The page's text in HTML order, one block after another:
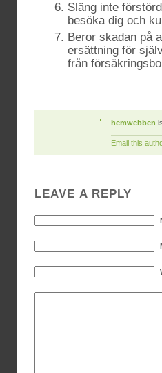
Släng inte
besöka dig och
Beror skadan på
ersättning för
från
hemwebben is
Email this
LEAVE A REPLY